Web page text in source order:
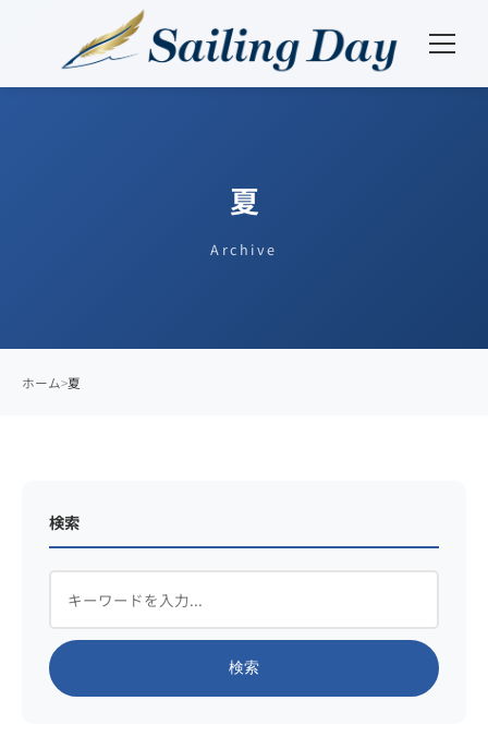
夏
Archive
ホーム 夏
検索
検索